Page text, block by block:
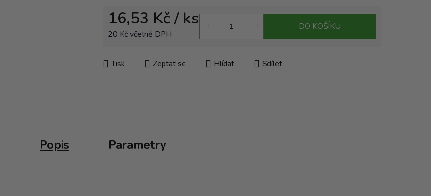
16,53 Kč/ ks
20 Kč včetně DPH
DO KOŠÍKU
Tisk Zeptat se Hlídat Sdílet
Popis Parametry